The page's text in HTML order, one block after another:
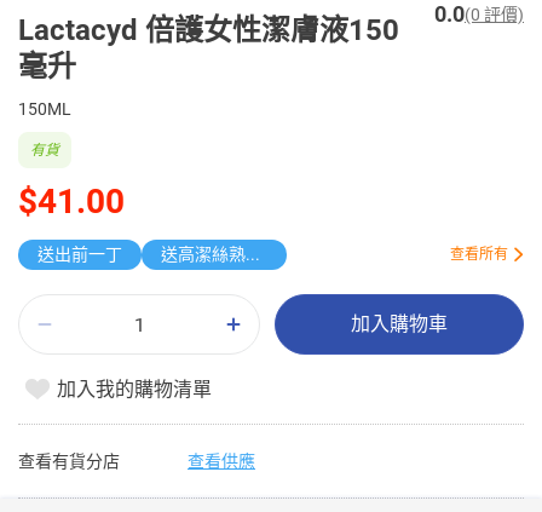
Lactacyd 倍護女性潔膚液150
毫升
0.0(0 評價)
150ML
$41.00
有貨
送出前一丁 送高潔絲熟睡褲1S 查看所有
加入購物車
加入我的購物清單
查看有貨分店 查看供應